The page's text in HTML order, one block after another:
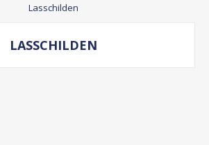
Lasschilden
LASSCHILDEN